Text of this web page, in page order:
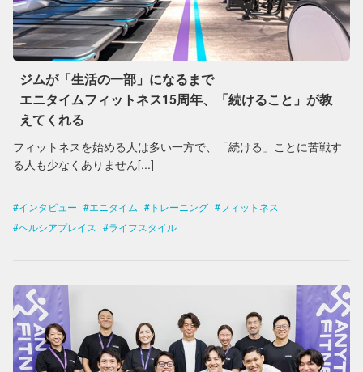
ジムが「生活の一部」になるまで
エニタイムフィットネス15周年、「続けること」が教
えてくれる
フィットネスを始める人は多い一方で、「続ける」ことに苦戦す
る人も少なくありません[...]
インタビュー エニタイム トレーニング
フィットネス
ヘルシアプレイス
ライフスタイル